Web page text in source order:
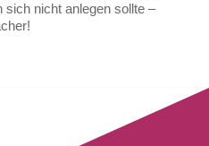
sich nicht anlegen sollte –